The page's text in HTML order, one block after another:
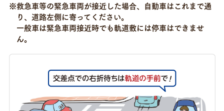
※救急車等の緊急車両が接近した場合、自動車はこれまで通
り、道路左側に寄ってください。
一般車は緊急車両接近時でも軌道敷には停車はできませ
ん。